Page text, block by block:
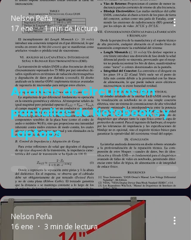
Analisis de circuitos en
pantallas de Notebooks y
Laptops
Nelson Peña
17 ene
1 min de lectura
Nelson Peña
16 ene
3 min de lectura